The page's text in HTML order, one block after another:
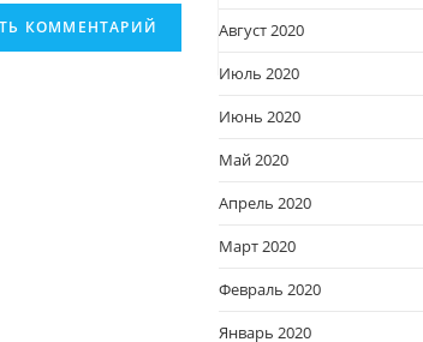
Август 2020
Июль 2020
Июнь 2020
Май 2020
Апрель 2020
Март 2020
Февраль 2020
Январь 2020